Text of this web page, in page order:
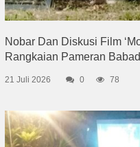
Nobar Dan Diskusi Film
Rangkaian Pameran
21 Juli 2026 0 78